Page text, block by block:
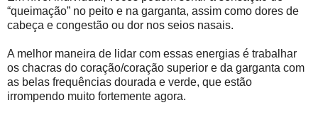
“queimação” no peito e na garganta, assim como dores de
cabeça e congestão ou dor nos seios nasais.
A melhor maneira de lidar com essas energias é trabalhar
os chacras do coração/coração superior e da garganta com
as belas frequências dourada e verde, que estão
irrompendo muito fortemente agora.